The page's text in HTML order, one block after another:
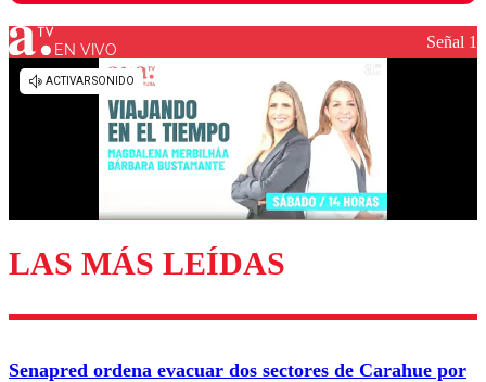
Los comentarios son moderados para garantizar un
diálogo respetuoso.
Enviar comentario
EN VIVO Señal 1
LAS MÁS LEÍDAS
Senapred ordena evacuar dos sectores de Carahue por